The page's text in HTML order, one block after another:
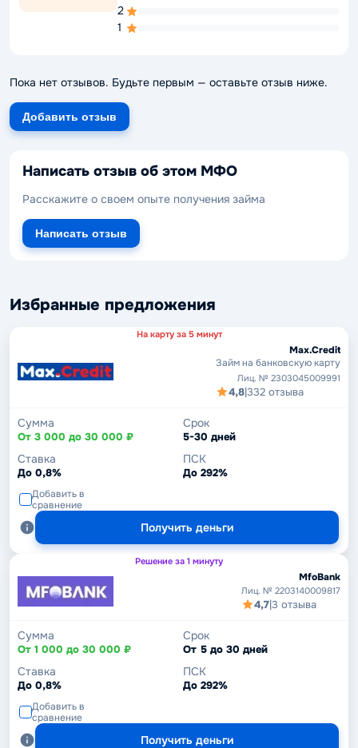
2
1
Пока нет отзывов. Будьте первым — оставьте отзыв ниже.
Добавить отзыв
Написать отзыв об этом МФО
Расскажите о своем опыте получения займа
Написать отзыв
Избранные предложения
На карту за 5 минут
Max.Credit
Займ на банковскую карту
Лиц. № 2303045009991
4,8|332 отзыва
Сумма
От 3 000 до 30 000 ₽
Срок
5-30 дней
Ставка
До 0,8%
ПСК
До 292%
Добавить в
сравнение
Получить деньги
Решение за 1 минуту
MfoBank
Лиц. № 2203140009817
4,7|3 отзыва
Сумма
От 1 000 до 30 000 ₽
Срок
От 5 до 30 дней
Ставка
До 0,8%
ПСК
До 292%
Добавить в
сравнение
Получить деньги